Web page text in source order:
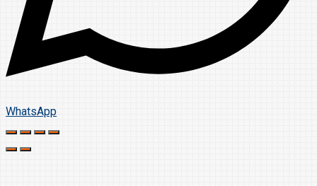
WhatsApp